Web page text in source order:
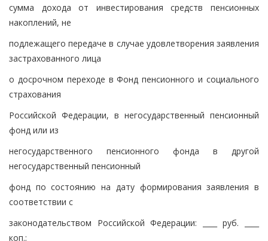
сумма дохода от инвестирования средств пенсионных
накоплений, не
подлежащего передаче в случае удовлетворения заявления
застрахованного лица
о досрочном переходе в Фонд пенсионного и социального
страхования
Российской Федерации, в негосударственный пенсионный
фонд или из
негосударственного пенсионного фонда в другой
негосударственный пенсионный
фонд по состоянию на дату формирования заявления в
соответствии с
законодательством Российской Федерации: ____ руб. ____
коп.;